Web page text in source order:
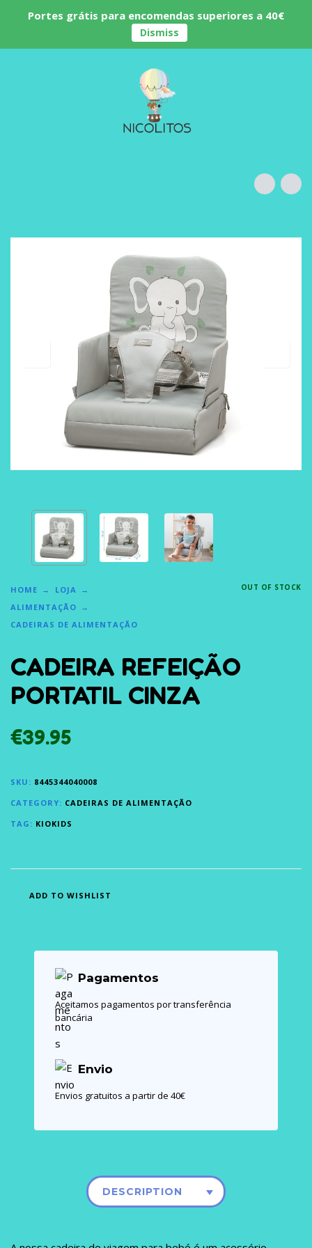
Portes grátis para encomendas superiores a 40€
Dismiss
HOME
LOJA
ALIMENTAÇÃO
CADEIRAS DE ALIMENTAÇÃO
OUT OF STOCK
CADEIRA REFEIÇÃO
PORTATIL CINZA
€39.95
SKU: 8445344040008
CATEGORY: CADEIRAS DE ALIMENTAÇÃO
TAG: KIOKIDS
ADD TO WISHLIST
Pagamentos
Aceitamos pagamentos por transferência
bancária
Envio
Envios gratuitos a partir de 40€
DESCRIPTION